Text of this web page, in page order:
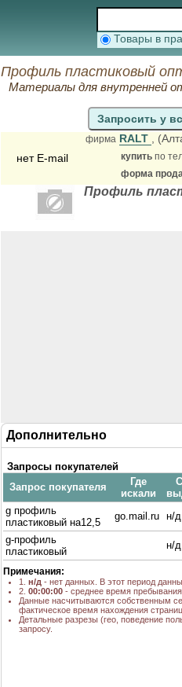
Товары в
Профиль пластиковый
Материалы для внутренней
Запросить у
нет E-mail
фирма RALT ,
купить по
форма
Профиль
Дополнительно
Запросы покупателей
Запрос покупателя
Где
искали
g профиль
пластиковый на12,5
go.mail.ru н/д
g-профиль
пластиковый
н/д
Примечания:
1. н/д - нет данных. В этот период
2. 00:00:00 - среднее время
Данные насчитываются собственным
фактическое время нахождения
Детальные разрезы (гео, поведение
запросу.